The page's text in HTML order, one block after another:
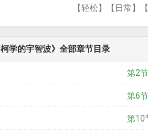
【轻松】【日常】
柯学的宇智波》全部章节目录
第2节
第6节
第10